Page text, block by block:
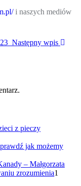
i naszych mediów
Następny wpis
z pieczy
jak możemy
– Małgorzata
zrozumienia1